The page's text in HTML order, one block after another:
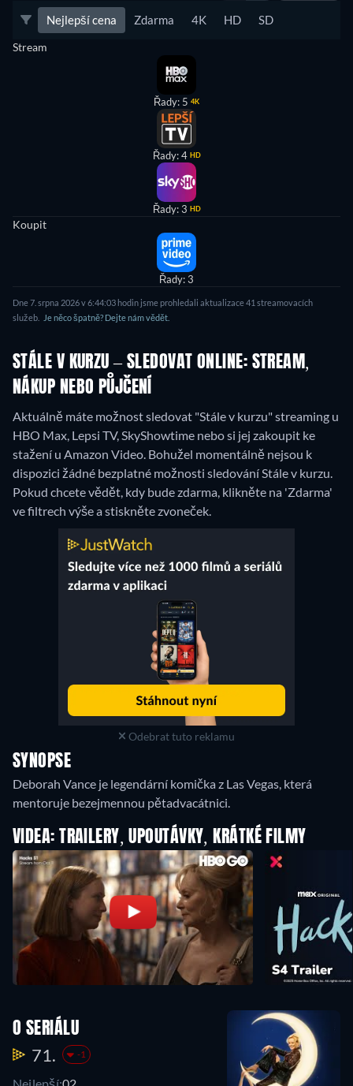
Nejlepší cena Zdarma 4K HD SD
Stream
Řady: 5 4K
Řady: 4 HD
Řady: 3 HD
Koupit
Řady: 3
Dne 7. srpna 2026 v 6:44:03 hodin jsme prohledali aktualizace 41 streamovacích
služeb.
Je něco špatně? Dejte nám vědět.
STÁLE V KURZU – SLEDOVAT ONLINE: STREAM,
NÁKUP NEBO PŮJČENÍ
Aktuálně máte možnost sledovat "Stále v kurzu" streaming u
HBO Max, Lepsi TV, SkyShowtime nebo si jej zakoupit ke
stažení u Amazon Video. Bohužel momentálně nejsou k
dispozici žádné bezplatné možnosti sledování Stále v kurzu.
Pokud chcete vědět, kdy bude zdarma, klikněte na 'Zdarma'
ve filtrech výše a stiskněte zvoneček.
Odebrat tuto reklamu
SYNOPSE
Deborah Vance je legendární komička z Las Vegas, která
mentoruje bezejmennou pětadvacátnici.
VIDEA: TRAILERY, UPOUTÁVKY, KRÁTKÉ FILMY
O SERIÁLU
71. -1
Nejlepší:02.